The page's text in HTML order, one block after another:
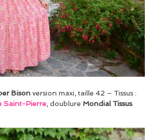
Bisonversion maxi, taille 42 – Tissus :
Saint-Pierre , doublure Mondial Tissus.